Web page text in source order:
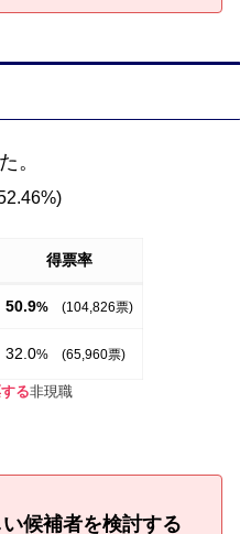
。
得票率
50.9%(104,826票)
32.0% (65,960票)
る非現職
候補者を検討する